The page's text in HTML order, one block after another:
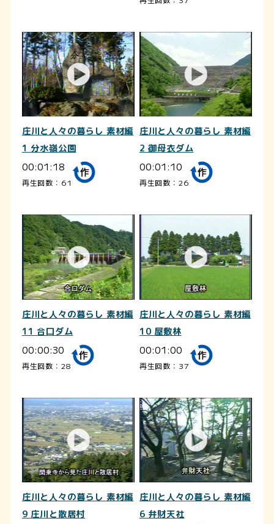
庄川と人々の暮らし 素材編
1 分水嶺公園
00:01:18
再生回数：61
庄川と人々の暮らし 素材編
2 御母衣ダム
00:01:10
再生回数：26
庄川と人々の暮らし 素材編
11 合口ダム
00:00:30
再生回数：28
庄川と人々の暮らし 素材編
10 屋敷林
00:01:00
再生回数：37
庄川と人々の暮らし 素材編
9 庄川と散居村
庄川と人々の暮らし 素材編
6 弁財天社